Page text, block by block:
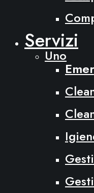
Servizi
Uno